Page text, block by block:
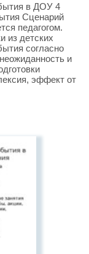
в ДОУ 4
Сценарий
педагогом.
из детских
согласно
и
эффект от